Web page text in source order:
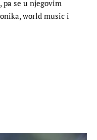
pa se u njegovim
world music i